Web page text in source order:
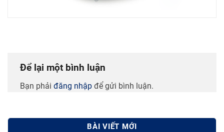
BÀI VIẾT MỚI
Để lại một bình luận
Bạn phải đăng nhập để gửi bình luận.